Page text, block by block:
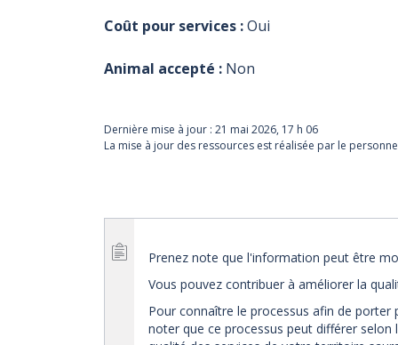
Coût pour services :Oui
Animal accepté : Non
Dernière mise à jour : 21 mai 2026, 17 h 06
La mise à jour des ressources est réalisée par le
Prenez note que l'information peut être
Vous pouvez contribuer à améliorer la
Pour connaître le processus afin de porter
noter que ce processus peut différer